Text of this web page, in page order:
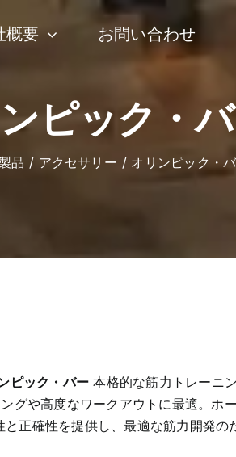
概要 お問い合わせ
ピック・
品 アクセサリー オリンピック・
ピック・バー 本格的な筋力トレーニ
グや高度なワークアウトに最適。ホ
正確性を提供し、最適な筋力開発の